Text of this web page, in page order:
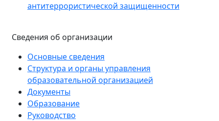
антитеррористической защищенности
Сведения об организации
Основные сведения
Структура и органы управления
образовательной организацией
Документы
Образование
Руководство